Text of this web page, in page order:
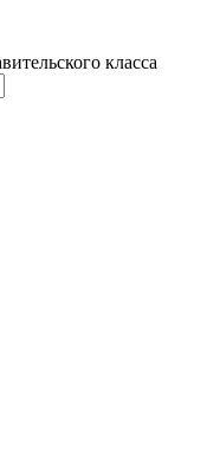
класса